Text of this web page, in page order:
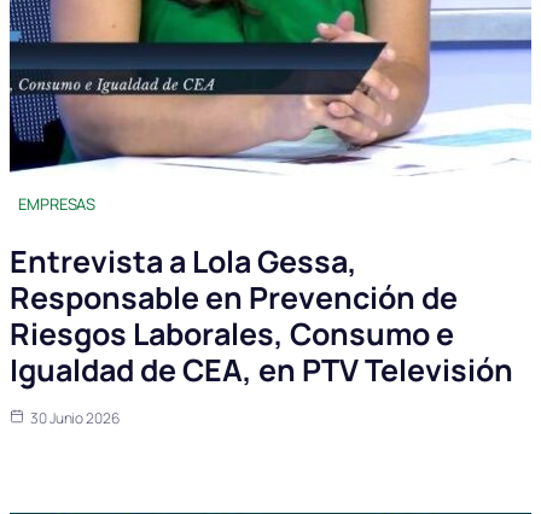
EMPRESAS
Entrevista a Lola Gessa,
Responsable en Prevención de
Riesgos Laborales, Consumo e
Igualdad de CEA, en PTV Televisión
30 Junio 2026